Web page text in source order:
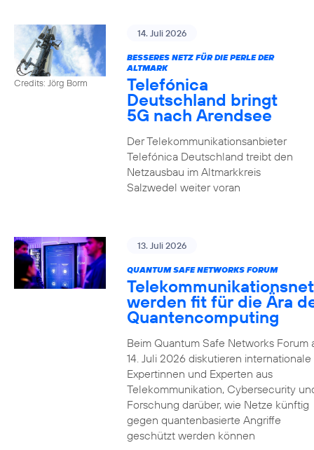
Credits: Jörg Borm
14. Juli 2026
BESSERES NETZ FÜR DIE PERLE DER
ALTMARK
Telefónica
Deutschland bringt
5G nach Arendsee
Der Telekommunikationsanbieter
Telefónica Deutschland treibt den
Netzausbau im Altmarkkreis
Salzwedel weiter voran
13. Juli 2026
QUANTUM SAFE NETWORKS FORUM
werden fit für die Ära
Quantencomputing
Beim Quantum Safe Networks Forum
14. Juli 2026 diskutieren internationale
Expertinnen und Experten aus
Telekommunikation, Cybersecurity
Forschung darüber, wie Netze künftig
gegen quantenbasierte Angriffe
geschützt werden können